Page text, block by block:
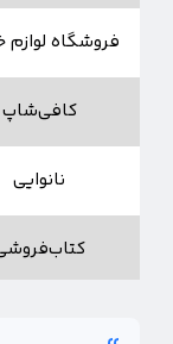
فروشگاه لوازم
کافی‌شاپ
نانوایی
کتاب‌فروشی